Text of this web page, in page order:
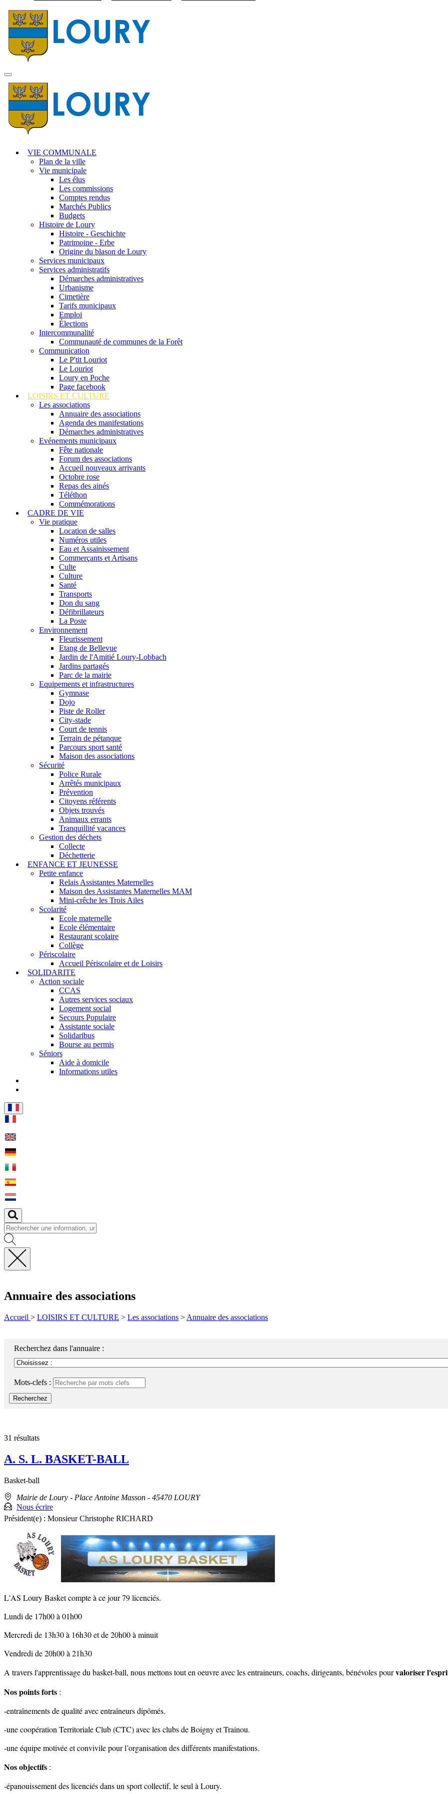
MENU
PRINCIPAL
VIE COMMUNALE
Plan de la ville
Vie municipale
Les élus
Les commissions
Comptes rendus
Marchés Publics
Budgets
Histoire de Loury
Histoire - Geschichte
Patrimoine - Erbe
Origine du blason de Loury
Services municipaux
Services administratifs
Démarches administratives
Urbanisme
Cimetière
Tarifs municipaux
Emploi
Élections
Intercommunalité
Communauté de communes de la Forêt
Communication
Le P'tit Louriot
Le Louriot
Loury en Poche
Page facebook
LOISIRS ET CULTURE
Les associations
Annuaire des associations
Agenda des manifestations
Démarches administratives
Evénements municipaux
Fête nationale
Forum des associations
Accueil nouveaux arrivants
Octobre rose
Repas des ainés
Téléthon
Commémorations
CADRE DE VIE
Vie pratique
Location de salles
Numéros utiles
Eau et Assainissement
Commerçants et Artisans
Culte
Culture
Santé
Transports
Don du sang
Défibrillateurs
La Poste
Environnement
Fleurissement
Etang de Bellevue
Jardin de l'Amitié Loury-Lobbach
Jardins partagés
Parc de la mairie
Equipements et infrastructures
Gymnase
Dojo
Piste de Roller
City-stade
Court de tennis
Terrain de pétanque
Parcours sport santé
Maison des associations
Sécurité
Police Rurale
Arrêtés municipaux
Prévention
Citoyens référents
Objets trouvés
Animaux errants
Tranquillité vacances
Gestion des déchets
Collecte
Déchetterie
ENFANCE ET JEUNESSE
Petite enfance
Relais Assistantes Maternelles
Maison des Assistantes Maternelles MAM
Mini-crêche les Trois Ailes
Scolarité
Ecole maternelle
Ecole élémentaire
Restaurant scolaire
Collège
Périscolaire
Accueil Périscolaire et de Loisirs
SOLIDARITE
Action sociale
CCAS
Autres services sociaux
Logement social
Secours Populaire
Assistante sociale
Solidaribus
Bourse au permis
Séniors
Aide à domicile
Informations utiles
Fermer
Annuaire des associations
Accueil > LOISIRS ET CULTURE > Les associations > Annuaire des associations
Recherchez dans l'annuaire :
Mots-clefs :
Recherchez
31 résultats
A. S. L. BASKET-BALL
Basket-ball
Adresse
:
Mairie de Loury - Place Antoine Masson - 45470 LOURY
Nous écrire
Président(e) : Monsieur Christophe RICHARD
L'AS Loury Basket compte à ce jour 79 licenciés.
Lundi de 17h00 à 01h00
Mercredi de 13h30 à 16h30 et de 20h00 à minuit
Vendredi de 20h00 à 21h30
A travers l'apprentissage du basket-ball, nous mettons tout en oeuvre avec les entraineurs, coachs, dirigeants, bénévoles pourvaloriser
Nos points forts :
-entraînements de qualité avec entraîneurs dipômés.
-une coopération Territoriale Club (CTC) avec les clubs de Boigny et Trainou.
-une équipe motivée et convivile pour l’organisation des différents manifestations.
Nos objectifs :
-épanouissement des licenciés dans un sport collectif, le seul à Loury.